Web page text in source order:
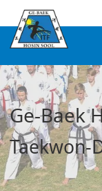
Ge-Baek
Taekwon-